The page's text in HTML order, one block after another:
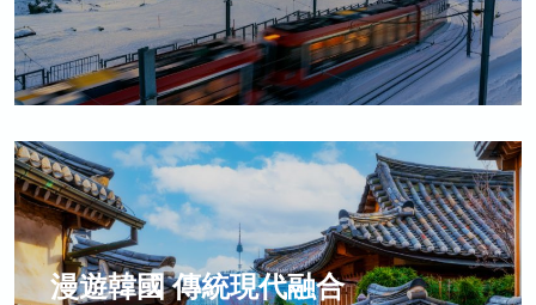
漫遊韓國 傳統現代融合